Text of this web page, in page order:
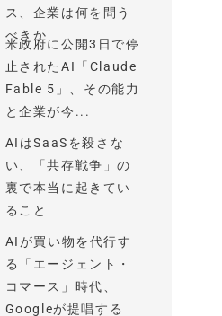
ス、企業は何を問う
べきか
米政府に公開3日で停
止されたAI「Claude
Fable 5」、その能力
と企業が今...
AIはSaaSを殺さな
い、「共存戦争」の
裏で本当に起きてい
ること
AIが買い物を代行す
る「エージェント・
コマース」時代、
Googleが提唱する